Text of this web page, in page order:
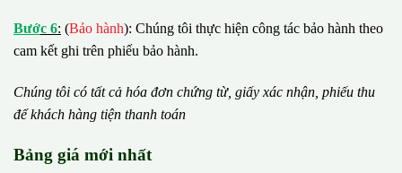
Bước 6: (Bảo hành): Chúng tôi thực hiện công tác bảo hành theo
cam kết ghi trên phiếu bảo hành.
Chúng tôi có tất cả hóa đơn chứng từ, giấy xác nhận, phiếu thu
đểkhách hàng tiện thanh toán
Bảng giá mới nhất